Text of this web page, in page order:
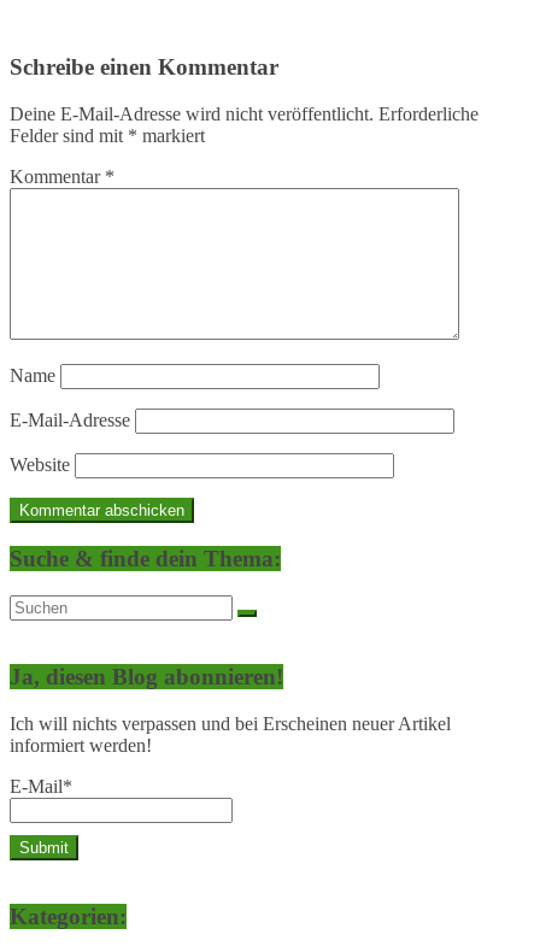
Schreibe einen Kommentar
Deine E-Mail-Adresse wird nicht veröffentlicht. Erforderliche
Felder sind mit * markiert
Kommentar *
Name
E-Mail-Adresse
Website
Suche & finde dein Thema:
Ja, diesen Blog abonnieren!
Ich will nichts verpassen und bei Erscheinen neuer Artikel
informiert werden!
E-Mail*
Kategorien: